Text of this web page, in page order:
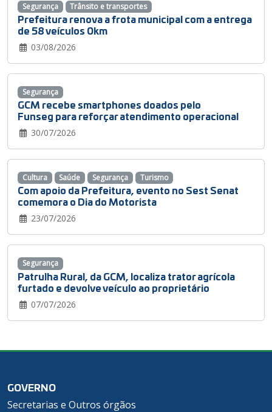
Prefeitura renova a frota municipal com a entrega
de 58 veículos 0km
03/08/2026
Segurança Trânsito e transportes
GCM recebe smartphones doados pelo
Funseg para reforçar atendimento operacional
30/07/2026
Segurança
Com apoio da Prefeitura, evento no Sest Senat
comemora o Dia do Motorista
23/07/2026
Cultura Saúde Segurança Turismo
Patrulha Rural, da GCM, localiza trator agrícola
furtado e devolve veículo ao proprietário
07/07/2026
Segurança
GOVERNO
Secretarias e Outros órgãos